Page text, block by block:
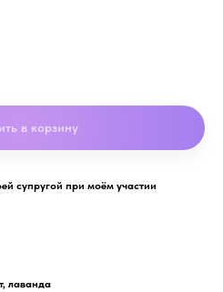
в корзину
супругой при моём участии
лаванда